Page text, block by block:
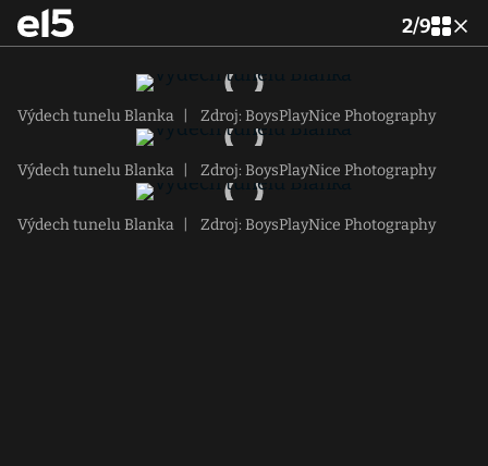
2/9
Výdech tunelu Blanka Zdroj: BoysPlayNice Photography
Výdech tunelu Blanka Zdroj: BoysPlayNice Photography
Výdech tunelu Blanka Zdroj: BoysPlayNice Photography